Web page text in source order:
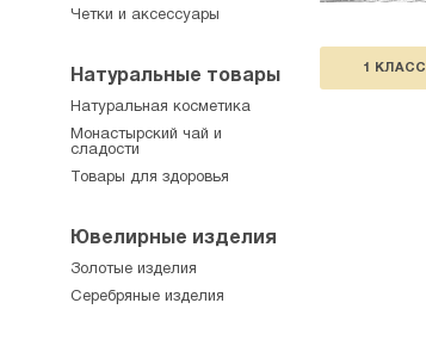
1 КЛАСС
Четки и аксессуары
Натуральные товары
Натуральная косметика
Монастырский чай и
сладости
Товары для здоровья
Ювелирные изделия
Золотые изделия
Серебряные изделия